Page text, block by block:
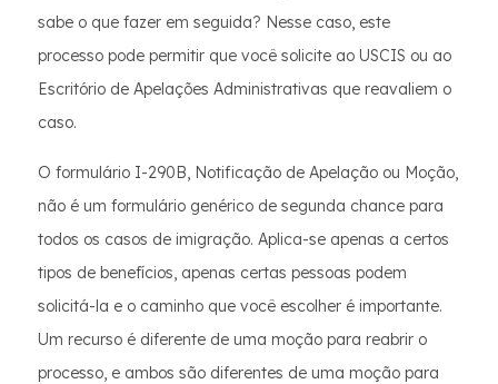
sabe o que fazer em seguida? Nesse caso, este
processo pode permitir que você solicite ao USCIS ou ao
Escritório de Apelações Administrativas que reavaliem o
caso.
O formulário I-290B, Notificação de Apelação ou Moção,
não é um formulário genérico de segunda chance para
todos os casos de imigração. Aplica-se apenas a certos
tipos de benefícios, apenas certas pessoas podem
solicitá-la e o caminho que você escolher é importante.
Um recurso é diferente de uma moção para reabrir o
processo, e ambos são diferentes de uma moção para